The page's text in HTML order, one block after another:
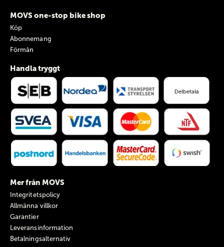
MOVS one-stop bike shop
Köp
Abonnemang
Förmån
Handla tryggt
Mer från MOVS
Integritetspolicy
Allmänna villkor
Garantier
Leveransinformation
Betalningsalternativ